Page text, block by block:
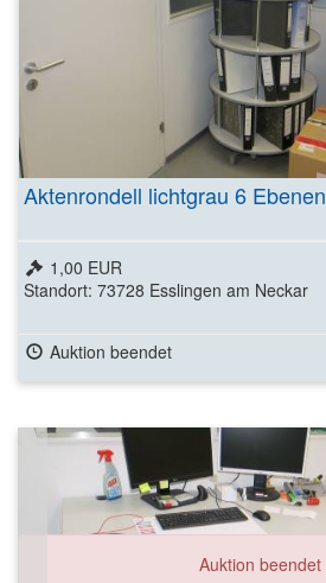
Aktenrondell lichtgrau 6 Ebenen
1,00 EUR
Standort: 73728 Esslingen am Neckar
Auktion beendet
Auktion beendet